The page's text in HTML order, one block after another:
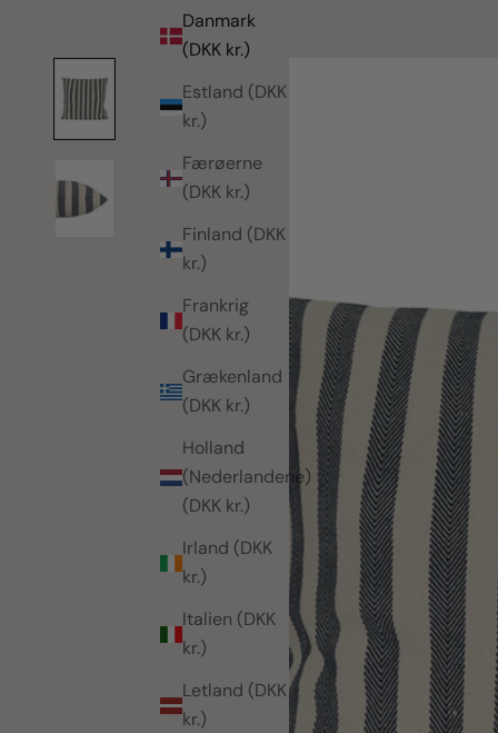
Danmark
(DKK kr.)
Estland (DKK
kr.)
Færøerne
(DKK kr.)
Finland (DKK
kr.)
Frankrig
(DKK kr.)
Grækenland
(DKK kr.)
Holland
(Nederlandene)
(DKK kr.)
Irland (DKK
kr.)
Italien (DKK
kr.)
Letland (DKK
kr.)